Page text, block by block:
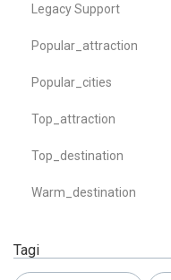
Legacy Support
Popular_attraction
Popular_cities
Top_attraction
Top_destination
Warm_destination
Tagi